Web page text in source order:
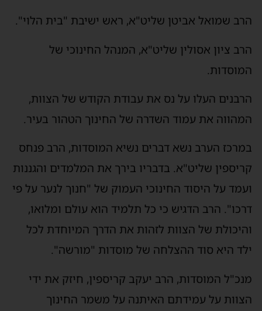
הרב שמואל אביטן שליט"א, ראש ישיבת "בית הלוי".
הרב ציון אסולין שליט"א, המנהל החינוכי של
המוסדות.
הרבנים העלו על נס את עבודת הקודש של הצוות,
המהווה את עמוד השדרה של החינוך הטהור בעיר.
במרכז הערב נשא דברים נשיא המוסדות, הרב פנחס
קריספין שליט"א. בדבריו בירך את המלמדים והגננות
ועמד על היסוד החינוכי העמוק של "חנוך לנער על פי
דרכו". הרב הדגיש כי כל תלמיד הוא עולם ומלואו,
והיכולת של הצוות לזהות את הדרך המיוחדת לכל
ילד היא סוד ההצלחה של מוסדות "מורשה".
מנכ"ל המוסדות, הרב יעקב קריספין, חיזק את ידי
הצוות על עמידתם האיתנה על משמר החינוך